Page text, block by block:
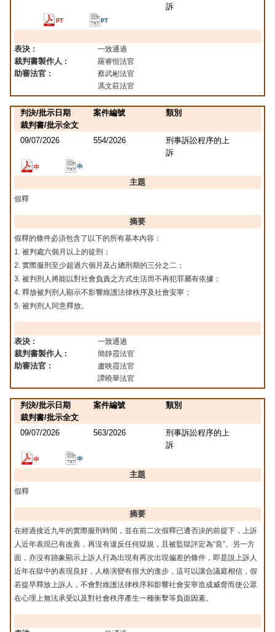
訴
表決 : 一致通過
裁判書製作人 : 羅睿恒法官
助審法官 :
蔡武彬法官
馮文莊法官
判決/批示日期 案件編號
類別
裁判書/批示全文
09/07/2026
554/2026
刑事訴訟程序的上
訴
主題
假釋
摘要
假釋的條件必須包含了以下的所有基本內容：
1. 被判處六個月以上的徒刑；
2. 實際服刑至少超過六個月及占總刑期的三分之二；
3. 被判刑人將能以對社會負責之方式生活而不再犯罪屬有依據；
4. 釋放被判刑人顯示不影響維護法律秩序及社會安寧；
5. 被判刑人同意釋放。
表決 : 一致通過
裁判書製作人 : 簡靜霞法官
助審法官 :
盧映霞法官
譚曉華法官
判決/批示日期 案件編號
類別
裁判書/批示全文
09/07/2026
563/2026
刑事訴訟程序的上
訴
主題
假釋
摘要
在經過接近九年的實際服刑時間，並在前二次假釋已遭否決的前提下，上訴
人近年表現已有改善，再沒有違反任何獄規，且被監獄評定為“良”。另一方
面，亦沒有跡象顯示上訴人行為出現有再次出現偏差的條件，即是說上訴人
近年在獄中的表現良好，人格演變有很大的進步，這可以讓合議庭相信，假
若提早釋放上訴人，不會對維護法律秩序和影響社會安寧造成威脅而使公眾
在心理上無法承受以及對社會秩序產生一種衝擊等負面因素。